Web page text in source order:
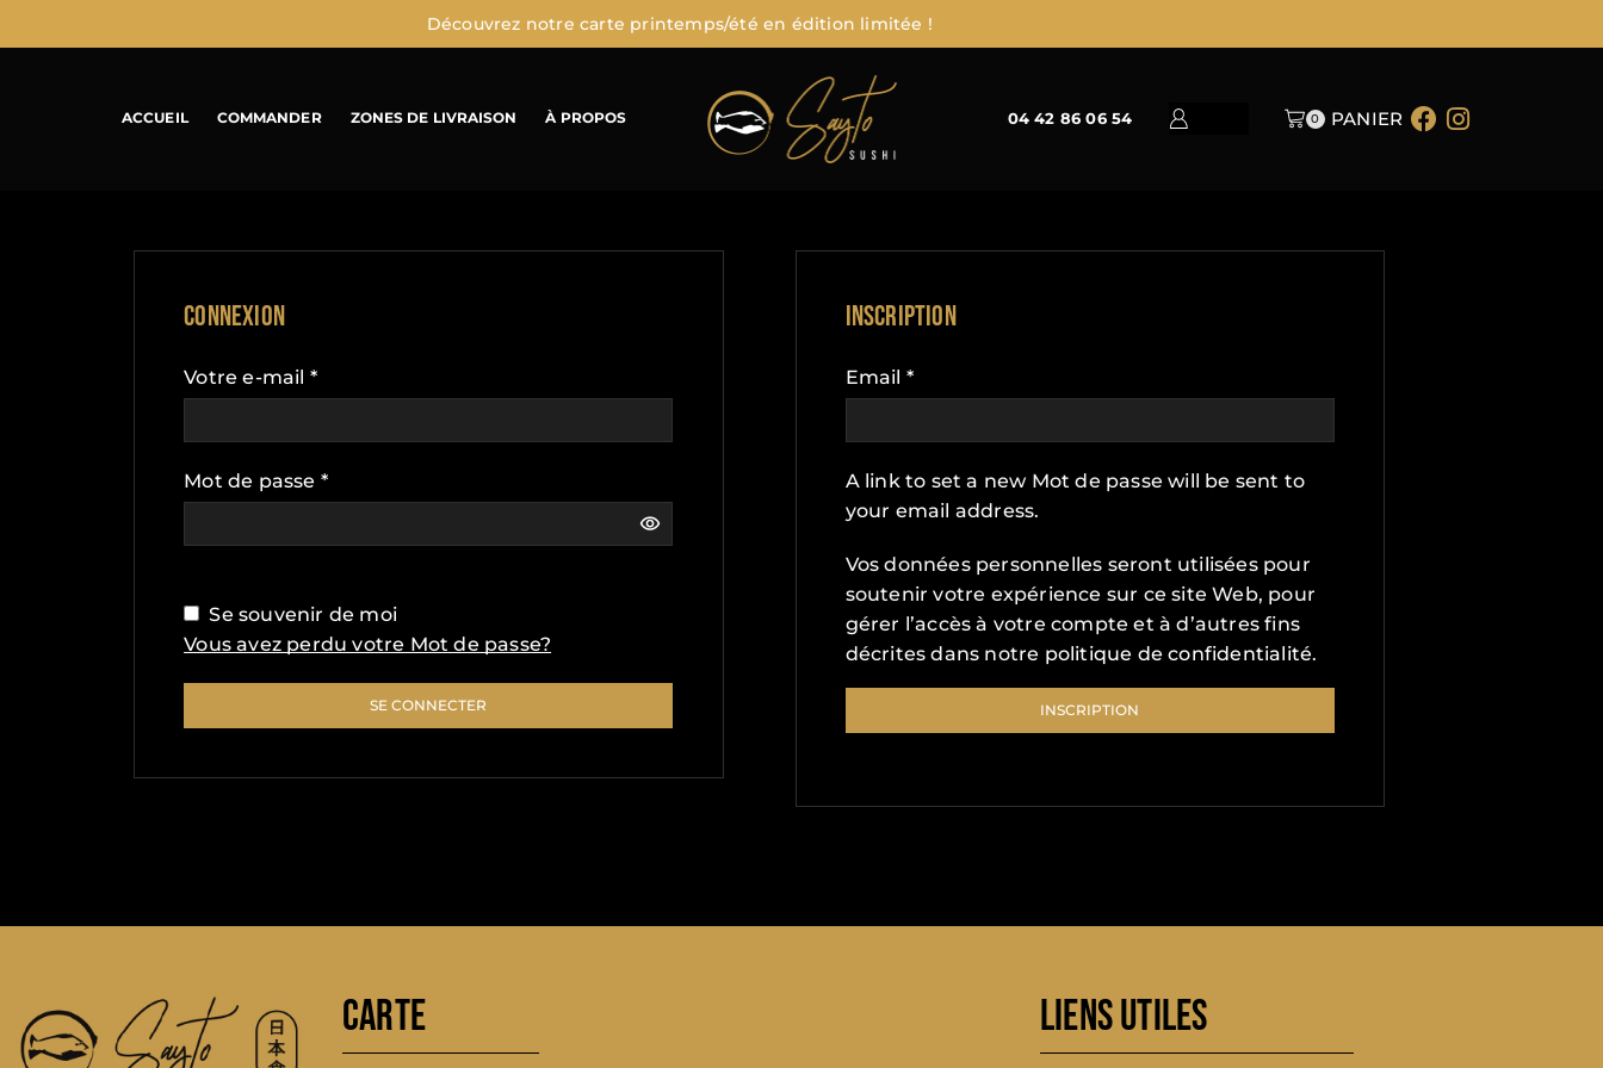
Découvrez notre carte printemps/été en édition limitée !
ACCUEIL COMMANDER ZONES DE LIVRAISON À PROPOS 04 42 86 06 54 0 PANIER
Connexion
Votre e-mail *
Mot de passe *
Se souvenir de moi
Vous avez perdu votre Mot de passe?
SE CONNECTER
Inscription
Email *
A link to set a new Mot de passe will be sent to
your email address.
Vos données personnelles seront utilisées pour
soutenir votre expérience sur ce site Web, pour
gérer l’accès à votre compte et à d’autres fins
décrites dans notre politique de confidentialité.
INSCRIPTION
CARTE LIENS UTILES